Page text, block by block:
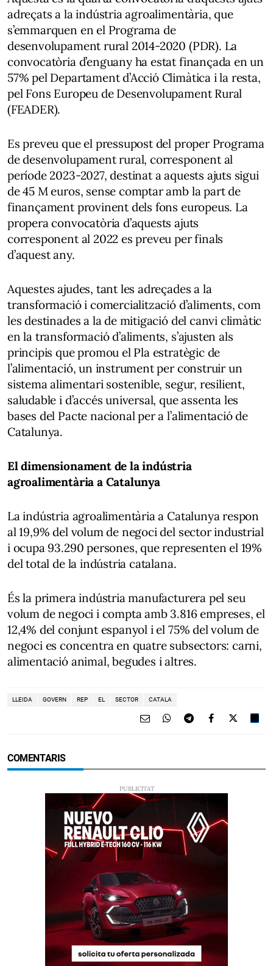
adreçats a la indústria agroalimentària, que
s’emmarquen en el Programa de
desenvolupament rural 2014-2020 (PDR). La
convocatòria d’enguany ha estat finançada en un
57% pel Departament d’Acció Climàtica i la resta,
pel Fons Europeu de Desenvolupament Rural
(FEADER).
Es preveu que el pressupost del proper Programa
de desenvolupament rural, corresponent al
període 2023-2027, destinat a aquests ajuts sigui
de 45 M euros, sense comptar amb la part de
finançament provinent dels fons europeus. La
propera convocatòria d’aquests ajuts
corresponent al 2022 es preveu per finals
d’aquest any.
Aquestes ajudes, tant les adreçades a la
transformació i comercialització d’aliments, com
les destinades a la de mitigació del canvi climàtic
en la transformació d’aliments, s’ajusten als
principis que promou el Pla estratègic de
l’alimentació, un instrument per construir un
sistema alimentari sostenible, segur, resilient,
saludable i d’accés universal, que assenta les
bases del Pacte nacional per a l’alimentació de
Catalunya.
El dimensionament de la indústria
agroalimentària a Catalunya
La indústria agroalimentària a Catalunya respon
al 19,9% del volum de negoci del sector industrial
i ocupa 93.290 persones, que representen el 19%
del total de la indústria catalana.
És la primera indústria manufacturera pel seu
volum de negoci i compta amb 3.816 empreses, el
12,4% del conjunt espanyol i el 75% del volum de
negoci es concentra en quatre subsectors: carni,
alimentació animal, begudes i altres.
LLEIDA GOVERN REP EL SECTOR CATALA
COMENTARIS